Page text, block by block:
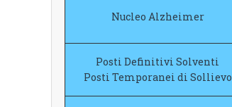
Nucleo Alzheimer
Posti Definitivi Solventi
Posti Temporanei di Sollievo